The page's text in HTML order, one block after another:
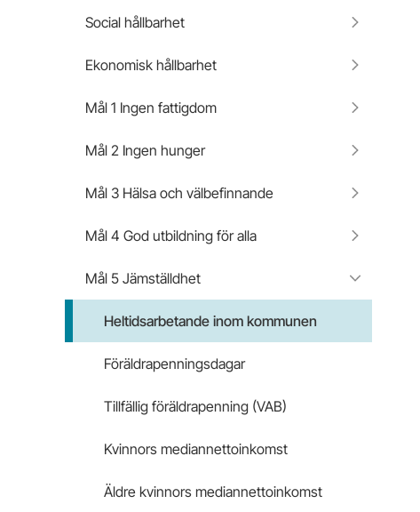
Social hållbarhet
Ekonomisk hållbarhet
Mål 1 Ingen fattigdom
Mål 2 Ingen hunger
Mål 3 Hälsa och välbefinnande
Mål 4 God utbildning för alla
Mål 5 Jämställdhet
Heltidsarbetande inom kommunen
Föräldrapenningsdagar
Tillfällig föräldrapenning (VAB)
Kvinnors mediannettoinkomst
Äldre kvinnors mediannettoinkomst